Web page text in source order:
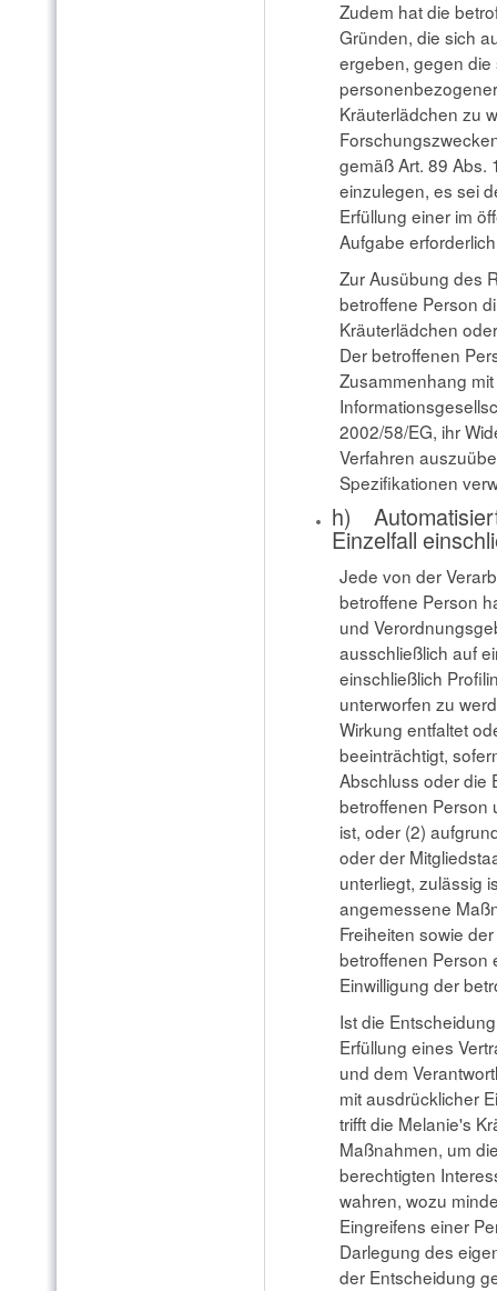
Zudem hat die
Gründen, die sich
ergeben, gegen
Kräuterlädchen zu
gemäß Art. 89 Abs.
einzulegen, es sei
Erfüllung einer im
Aufgabe
Zur Ausübung des
betroffene Person
Kräuterlädchen
Der betroffenen
Zusammenhang
2002/58/EG, ihr
Verfahren
Spezifikationen
h)
Einzelfall
Jede von der
betroffene Person
und
ausschließlich auf
einschließlich
unterworfen zu
Wirkung entfaltet
beeinträchtigt,
Abschluss oder die
betroffenen Person
ist, oder (2)
oder der
unterliegt, zulässig
angemessene
Freiheiten sowie
betroffenen Person
Einwilligung der
Ist die
Erfüllung eines
und dem
mit ausdrücklicher
trifft die Melanie's
Maßnahmen, um
berechtigten
wahren, wozu
Eingreifens einer
Darlegung des
der Entscheidung